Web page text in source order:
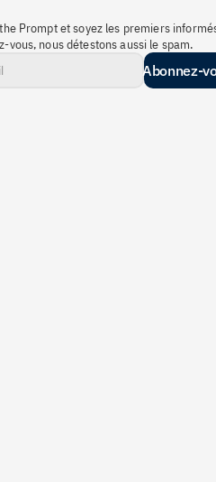
Prompt et soyez les premiers
vous, nous détestons aussi le spam.
Abonnez-